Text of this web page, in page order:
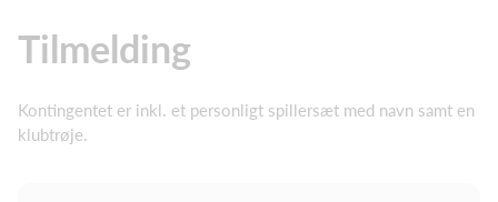
Tilmelding
Kontingentet er inkl. et personligt spillersæt med navn samt en
klubtrøje.